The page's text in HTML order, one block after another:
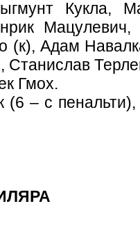
Кукла,
Мацулевич,
(к), Адам
Станислав
Гмох.
(6 – с